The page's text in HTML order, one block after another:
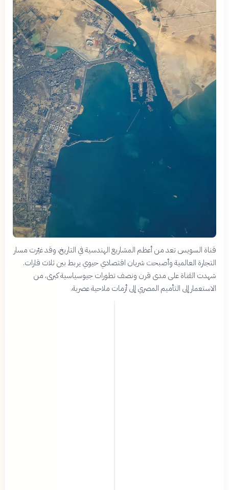
قناة السويس تعد من أعظم المشاريع الهندسية في التاريخ، وقد غيّرت مسار
التجارة العالمية وأصبحت شريان اقتصادي حيوي يربط بين ثلاث قارات.
شهدت القناة على مدى قرن ونصف تطورات جيوسياسية كبرى، من
الاستعمار إلى التأميم المصري إلى أزمات ملاحية عصرية.